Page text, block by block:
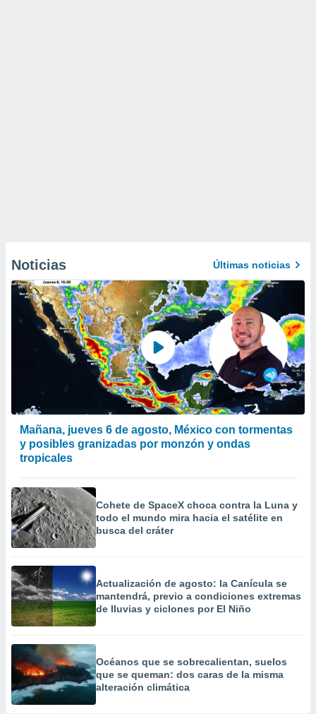
Noticias Últimas noticias
Mañana, jueves 6 de agosto, México con tormentas
y posibles granizadas por monzón y ondas
tropicales
Cohete de SpaceX choca contra la Luna y
todo el mundo mira hacia el satélite en
busca del cráter
Actualización de agosto: la Canícula se
mantendrá, previo a condiciones extremas
de lluvias y ciclones por El Niño
Océanos que se sobrecalientan, suelos
que se queman: dos caras de la misma
alteración climática